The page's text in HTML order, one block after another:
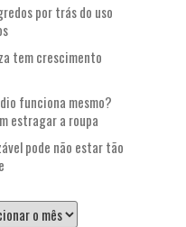
por trás do uso
tem crescimento
funciona mesmo?
estragar a roupa
pode não estar tão